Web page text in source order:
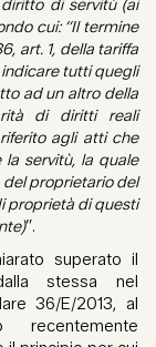
di servitù (ai
cui: “Il termine
art. 1, della tariffa
tutti quegli
ad un altro della
di diritti reali
agli atti che
servitù, la quale
proprietario del
proprietà di questi
”.
superato il
stessa nel
36/E/2013, al
recentemente